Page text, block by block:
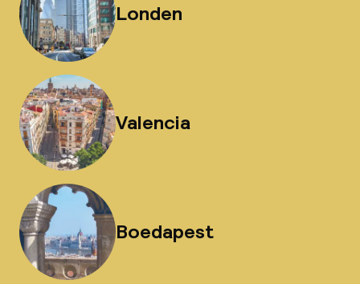
Londen
Valencia
Boedapest